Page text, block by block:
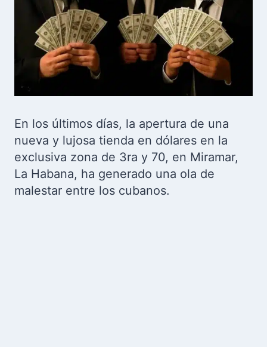
En los últimos días, la apertura de una
nueva y lujosa tienda en dólares en la
exclusiva zona de 3ra y 70, en Miramar,
La Habana, ha generado una ola de
malestar entre los cubanos.